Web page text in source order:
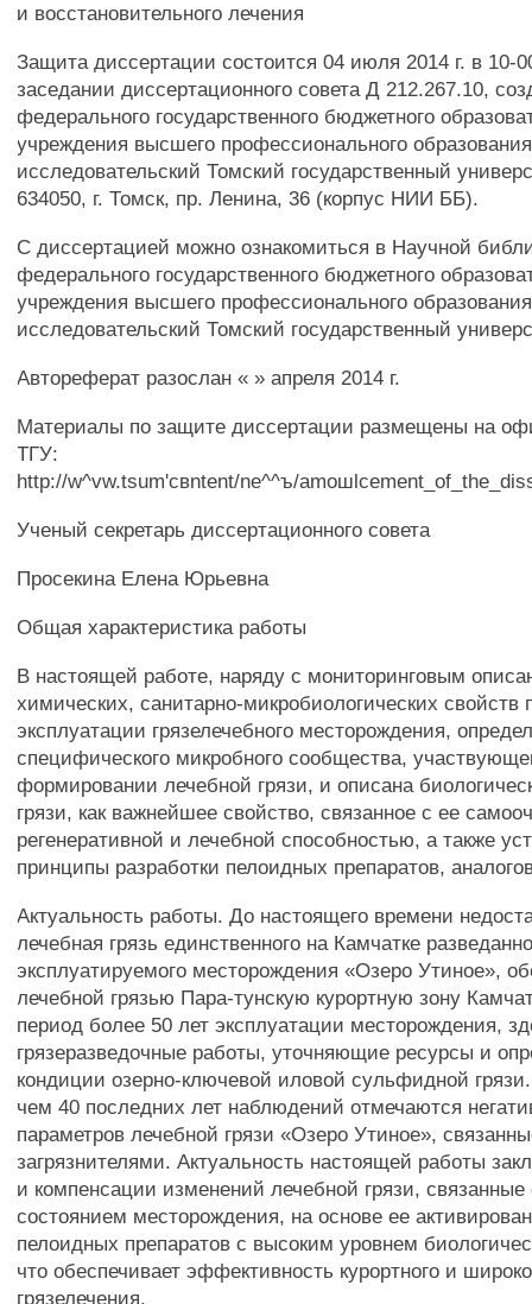
и восстановительного лечения
Защита диссертации состоится 04 июля 2014 г. в 10-
заседании диссертационного совета Д 212.267.10,
федерального государственного бюджетного
учреждения высшего профессионального
исследовательский Томский государственный
634050, г. Томск, пр. Ленина, 36 (корпус НИИ ББ).
С диссертацией можно ознакомиться в Научной
федерального государственного бюджетного
учреждения высшего профессионального
исследовательский Томский государственный
Автореферат разослан « » апреля 2014 г.
Материалы по защите диссертации размещены на
ТГУ:
http://w^vw.tsum'cвntent/ne^^ъ/
Ученый секретарь диссертационного совета
Просекина Елена Юрьевна
Общая характеристика работы
В настоящей работе, наряду с мониторинговым
химических, санитарно-микробиологических свойств
эксплуатации грязелечебного месторождения,
специфического микробного сообщества,
формировании лечебной грязи, и описана
грязи, как важнейшее свойство, связанное с ее
регенеративной и лечебной способностью, а также
принципы разработки пелоидных препаратов,
Актуальность работы. До настоящего времени
лечебная грязь единственного на Камчатке
эксплуатируемого месторождения «Озеро Утиное»,
лечебной грязью Пара-тунскую курортную зону
период более 50 лет эксплуатации месторождения,
грязеразведочные работы, уточняющие ресурсы и
кондиции озерно-ключевой иловой сульфидной
чем 40 последних лет наблюдений отмечаются
параметров лечебной грязи «Озеро Утиное»,
загрязнителями. Актуальность настоящей работы
и компенсации изменений лечебной грязи, связанные
состоянием месторождения, на основе ее
пелоидных препаратов с высоким уровнем
что обеспечивает эффективность курортного и
грязелечения.